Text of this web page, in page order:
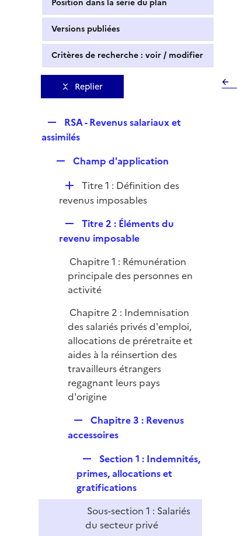
Position dans la série du plan
Versions publiées
Critères de recherche : voir / modifier
Replier
e
l
r
RSA - Revenus salariaux et
assimilés
p
l
r
Champ d'application
D
é
i
e
r
Titre 1 : Définition des
revenus imposables
e
l
i
e
r
Titre 2 : Éléments du
revenu imposable
Chapitre 1 : Rémunération
principale des personnes en
activité
Chapitre 2 : Indemnisation
des salariés privés d'emploi,
allocations de préretraite et
aides à la réinsertion des
travailleurs étrangers
regagnant leurs pays
d'origine
e
l
i
e
r
Chapitre 3 : Revenus
accessoires
e
p
l
i
e
Section 1 : Indemnités,
primes, allocations et
gratifications
Sous-section 1 : Salariés
du secteur privé